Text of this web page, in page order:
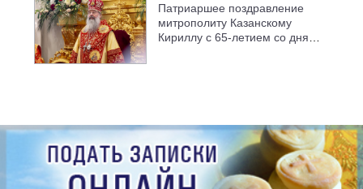
Патриаршее поздравление
митрополиту Казанскому
Кириллу с 65-летием со дня